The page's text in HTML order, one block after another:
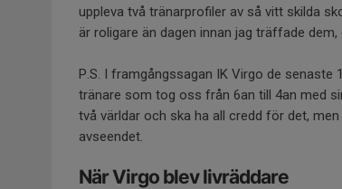
uppleva två tränarprofiler av så vitt skilda
är roligare än dagen innan jag träffade
P.S. I framgångssagan IK Virgo de
tränare som tog oss från 6an till 4an med
två världar och ska ha all credd för det,
avseendet.
När Virgo blev livräddare